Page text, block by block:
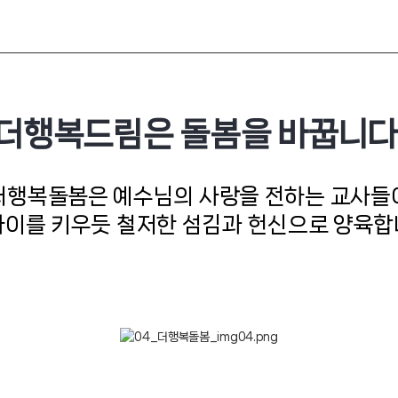
행복드림은 돌봄을 바꿉니
행복돌봄은 예수님의 사랑을 전하는 교사들
이를 키우듯 철저한 섬김과 헌신으로 양육합